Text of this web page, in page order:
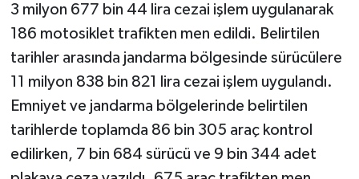
3 milyon 677 bin 44 lira cezai işlem uygulanarak
186 motosiklet trafikten men edildi. Belirtilen
tarihler arasında jandarma bölgesinde sürücülere
11 milyon 838 bin 821 lira cezai işlem uygulandı.
Emniyet ve jandarma bölgelerinde belirtilen
tarihlerde toplamda 86 bin 305 araç kontrol
edilirken, 7 bin 684 sürücü ve 9 bin 344 adet